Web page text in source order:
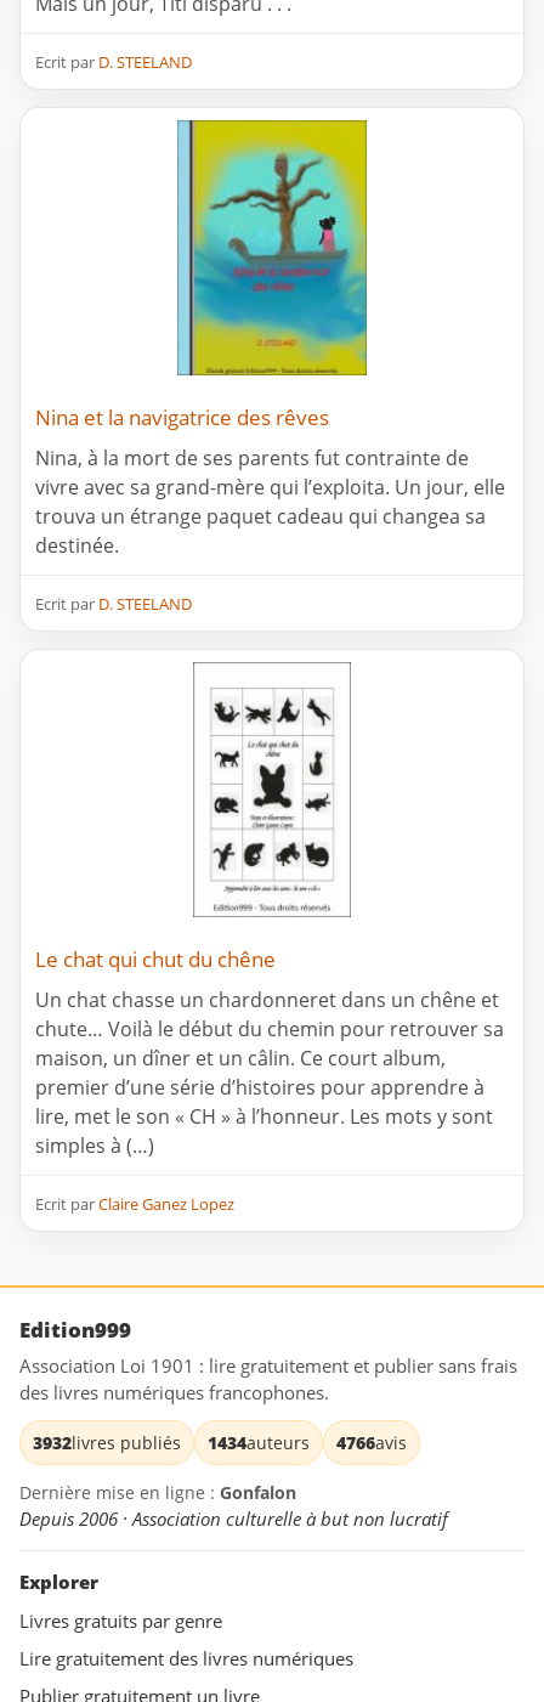
Ecrit par D. STEELAND
Nina et la navigatrice des rêves
Nina, à la mort de ses parents fut contrainte de
vivre avec sa grand-mère qui l’exploita. Un jour, elle
trouva un étrange paquet cadeau qui changea sa
destinée.
Ecrit par D. STEELAND
Le chat qui chut du chêne
Un chat chasse un chardonneret dans un chêne et
chute… Voilà le début du chemin pour retrouver sa
maison, un dîner et un câlin. Ce court album,
premier d’une série d’histoires pour apprendre à
lire, met le son « CH » à l’honneur. Les mots y sont
simples à (…)
Ecrit parClaire Ganez Lopez
Edition999
Association Loi 1901 : lire gratuitement et publier sans frais
des livres numériques francophones.
3932livres publiés 1434auteurs 4766avis
Dernière mise en ligne : Gonfalon
Depuis 2006 · Association culturelle à but non lucratif
Explorer
Livres gratuits par genre
Lire gratuitement des livres numériques
Publier gratuitement un livre